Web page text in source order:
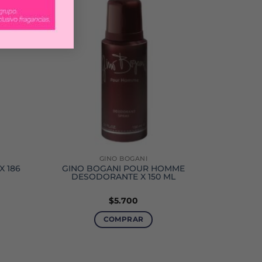
186
GINO BOGANI
GINO BOGANI POUR HOMME
DESODORANTE X 150 ML
$5.700
COMPRAR